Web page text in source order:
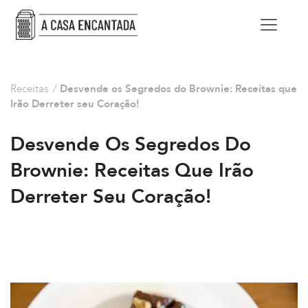
Receitas / Desvende os Segredos do Brownie: Receitas que
Irão Derreter seu Coração!
Desvende Os Segredos Do
Brownie: Receitas Que Irão
Derreter Seu Coração!